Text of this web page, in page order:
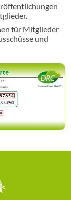
für Mitglieder
und